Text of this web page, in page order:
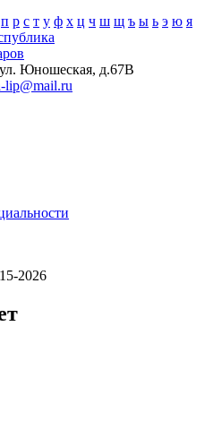
п р с т у ф х ц ч ш щ ъ ы ь э ю я
Юношеская, д.67В
lip@mail.ru
2026